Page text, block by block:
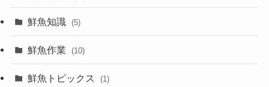
鮮魚知識 (5)
鮮魚作業 (10)
鮮魚トピックス (1)